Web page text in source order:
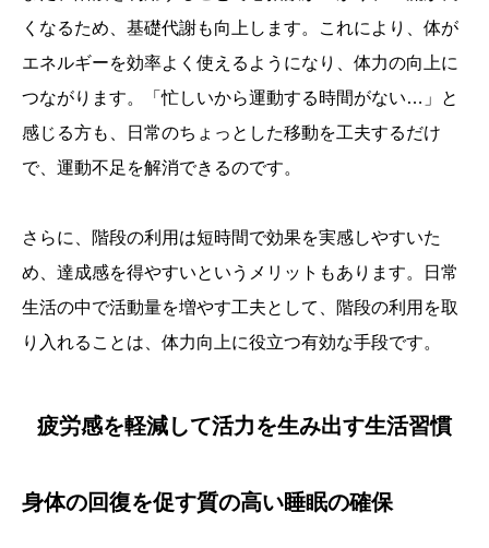
くなるため、基礎代謝も向上します。これにより、体が
エネルギーを効率よく使えるようになり、体力の向上に
つながります。「忙しいから運動する時間がない…」と
感じる方も、日常のちょっとした移動を工夫するだけ
で、運動不足を解消できるのです。
さらに、階段の利用は短時間で効果を実感しやすいた
め、達成感を得やすいというメリットもあります。日常
生活の中で活動量を増やす工夫として、階段の利用を取
り入れることは、体力向上に役立つ有効な手段です。
疲労感を軽減して活力を生み出す生活習慣
身体の回復を促す質の高い睡眠の確保